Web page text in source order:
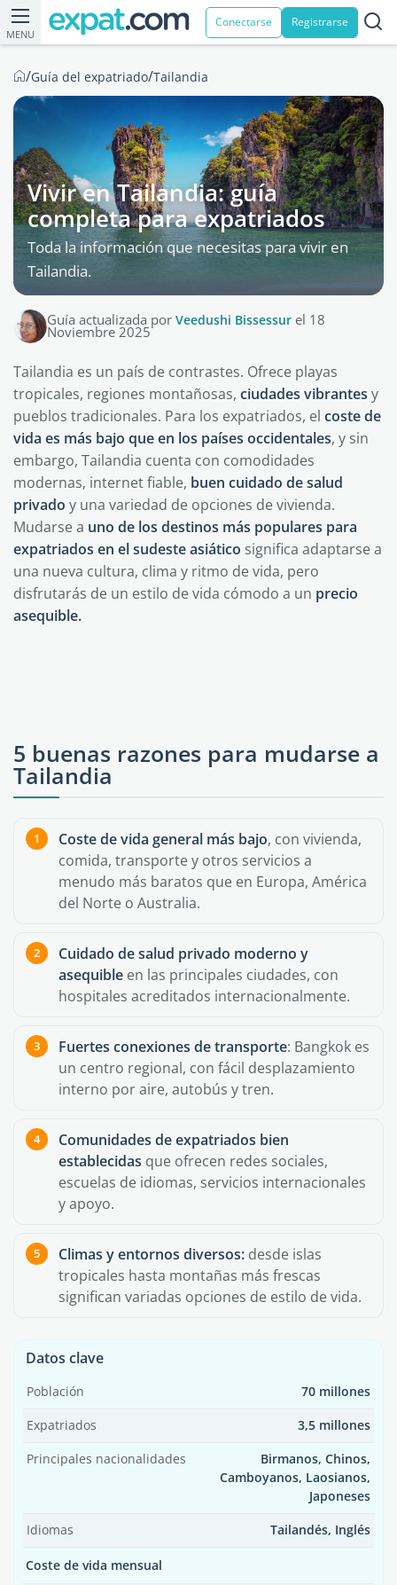
MENU
Conectarse Registrarse
/Guía del expatriado/Tailandia
Vivir en Tailandia: guía
completa para expatriados
Toda la información que necesitas para vivir en
Tailandia.
Guía actualizada por Veedushi Bissessur el 18
Noviembre 2025
Tailandia es un país de contrastes. Ofrece playas
tropicales, regiones montañosas, ciudades vibrantes y
pueblos tradicionales. Para los expatriados, el coste de
vida es más bajo que en los países occidentales, y sin
embargo, Tailandia cuenta con comodidades
modernas, internet fiable, buen cuidado de salud
privado y una variedad de opciones de vivienda.
Mudarse a uno de los destinos más populares para
expatriados en el sudeste asiático significa adaptarse a
una nueva cultura, clima y ritmo de vida, pero
disfrutarás de un estilo de vida cómodo a un precio
asequible.
5 buenas razones para mudarse a
Tailandia
Coste de vida general más bajo, con vivienda,
comida, transporte y otros servicios a
menudo más baratos que en Europa, América
del Norte o Australia.
Cuidado de salud privado moderno y
asequible en las principales ciudades, con
hospitales acreditados internacionalmente.
Fuertes conexiones de transporte: Bangkok es
un centro regional, con fácil desplazamiento
interno por aire, autobús y tren.
Comunidades de expatriados bien
establecidas que ofrecen redes sociales,
escuelas de idiomas, servicios internacionales
y apoyo.
Climas y entornos diversos: desde islas
tropicales hasta montañas más frescas
significan variadas opciones de estilo de vida.
Datos clave
Población 70 millones
Expatriados 3,5 millones
Principales nacionalidades
Birmanos, Chinos,
Camboyanos, Laosianos,
Japoneses
Idiomas Tailandés, Inglés
Coste de vida mensual